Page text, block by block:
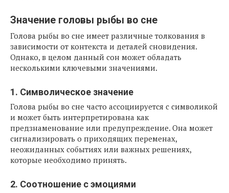
Значение головы рыбы во сне
Голова рыбы во сне имеет различные толкования в
зависимости от контекста и деталей сновидения.
Однако, в целом данный сон может обладать
несколькими ключевыми значениями.
1. Символическое значение
Голова рыбы во сне часто ассоциируется с символикой
и может быть интерпретирована как
предзнаменование или предупреждение. Она может
сигнализировать о приходящих переменах,
неожиданных событиях или важных решениях,
которые необходимо принять.
2. Соотношение с эмоциями